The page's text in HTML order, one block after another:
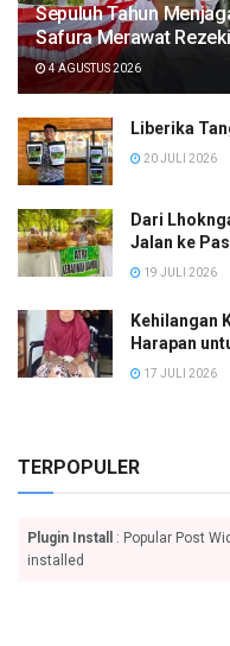
Sepuluh Tahun
Safura Merawat
4 AGUSTUS 2026
Liberika
20 JULI 2026
Dari
Jalan ke
19 JULI 2026
Kehilangan
Harapan
17 JULI 2026
TERPOPULER
Plugin Install
: Popular Post
installed